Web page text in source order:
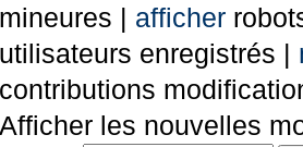
mineures | afficher
utilisateurs enregistrés |
contributions
Afficher les nouvelles